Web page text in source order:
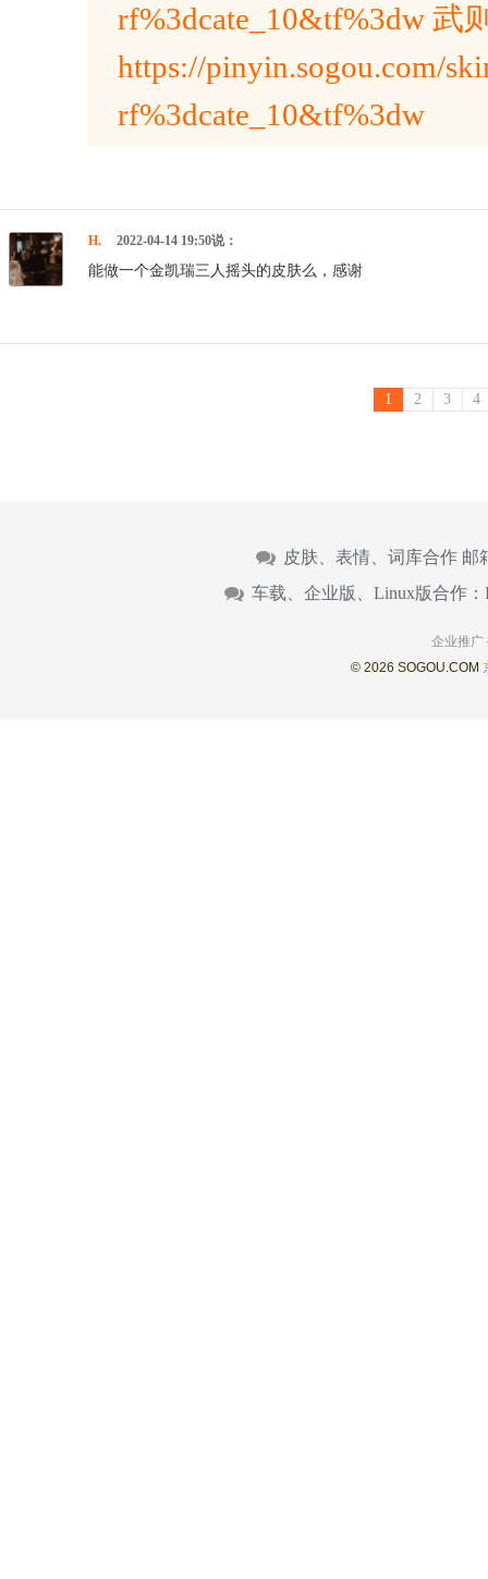
rf%3dcate_10&tf%3dw 武
https://pinyin.sogou.com/
rf%3dcate_10&tf%3dw
H. 2022-04-14 19:50说：
能做一个金凯瑞三人摇头的皮肤么，感谢
1 2 3 4
皮肤、表情、词库合作 邮
车载、企业版、Linux版合作：
企业推广
© 2026 SOGOU.COM